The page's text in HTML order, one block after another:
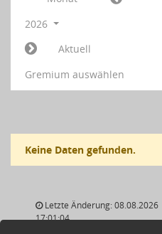
2026
Aktuell
Gremium auswählen
Keine Daten gefunden.
Letzte Änderung: 08.08.2026
17:01:04